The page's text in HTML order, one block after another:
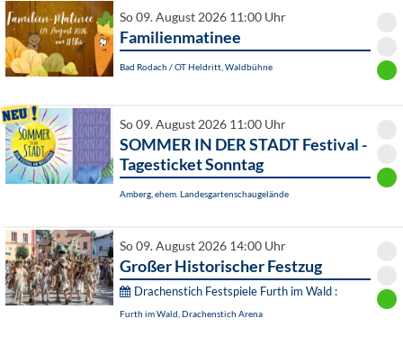
So 09. August 2026 11:00 Uhr
Familienmatinee
Bad Rodach / OT Heldritt, Waldbühne
So 09. August 2026 11:00 Uhr
SOMMER IN DER STADT Festival -
Tagesticket Sonntag
Amberg, ehem. Landesgartenschaugelände
So 09. August 2026 14:00 Uhr
Großer Historischer Festzug
Drachenstich Festspiele Furth im Wald :
Furth im Wald, Drachenstich Arena